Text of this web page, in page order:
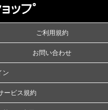
ご利用規約
お問い合わせ
ン
ービス規約